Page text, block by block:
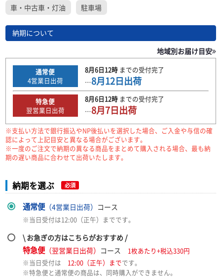
車・中古車・灯油 駐車場
納期について
地域別お届け目安
通常便
4営業日出荷
8月6日12時までの受付完了
…8月12日出荷
特急便
翌営業日出荷
8月6日12時までの受付完了
…8月7日出荷
※支払い方法で銀行振込やNP後払いを選択した場合、ご入金や与信の確
認によって上記目安と異なる場合がございます。
※一度のご注文で納期の異なる商品をまとめて購入される場合、最も納
期の遅い商品に合わせて出荷いたします。
納期を選ぶ 必須
通常便（4営業日出荷） コース
※当日受付は12:00（正午）までです。
\ お急ぎの方はこちらがおすすめ /
特急便（翌営業日出荷） コース
1枚あたり+税込330円
※当日受付は 12:00（正午）までです。
※特急便と通常便の商品は、同時購入ができません。